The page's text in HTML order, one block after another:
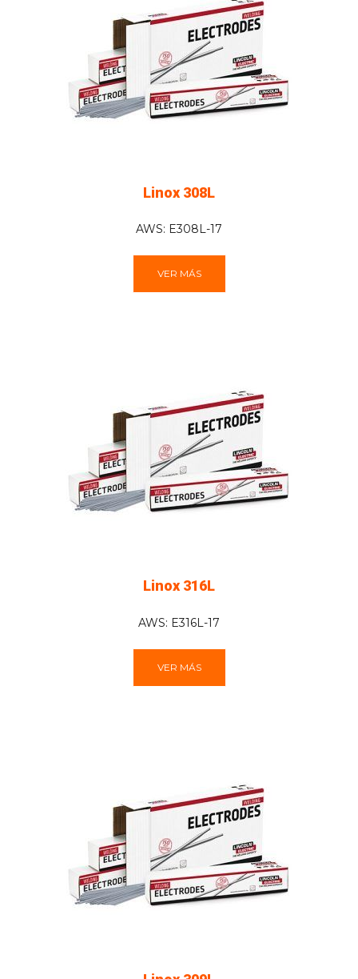
Linox 308L
AWS: E308L-17
VER MÁS
Linox 316L
AWS: E316L-17
VER MÁS